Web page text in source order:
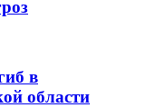
в
области